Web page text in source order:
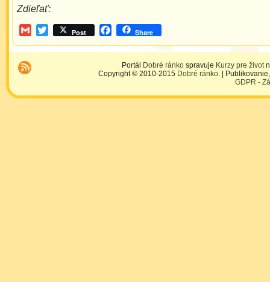
Zdieľať:
GmailTwitterPost Facebook
Share
Portál Dobré ránko spravuje Kurzy pre život
Copyright © 2010-2015 Dobré ránko. |
GDPR -